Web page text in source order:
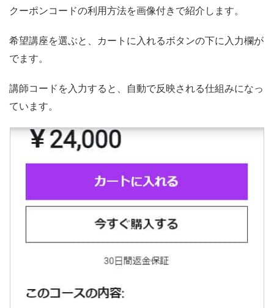
クーポンコードの利用方法を画像付きで紹介します。
希望講座を選ぶと、カートに入れるボタンの下に入力欄が
でます。
講師コードを入力すると、自動で反映される仕組みになっ
ています。